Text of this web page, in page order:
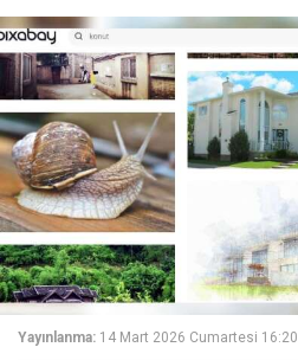
Yayınlanma: 14 Mart 2026 Cumartesi 16:20